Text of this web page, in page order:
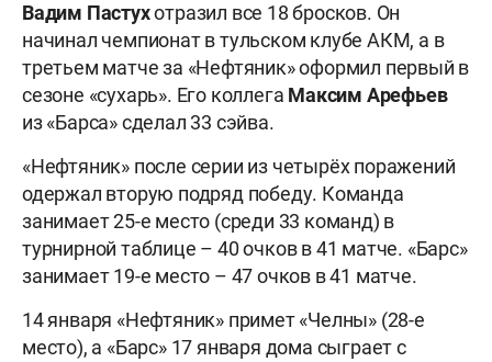
Вадим Пастухотразил все 18 бросков. Он
начинал чемпионат в тульском клубе АКМ, а в
третьем матче за «Нефтяник» оформил первый в
сезоне «сухарь». Его коллега Максим Арефьев
из «Барса» сделал 33 сэйва.
«Нефтяник» после серии из четырёх поражений
одержал вторую подряд победу. Команда
занимает 25-е место (среди 33 команд) в
турнирной таблице – 40 очков в 41 матче. «Барс»
занимает 19-е место – 47 очков в 41 матче.
14 января «Нефтяник» примет «Челны» (28-е
место), а «Барс» 17 января дома сыграет с